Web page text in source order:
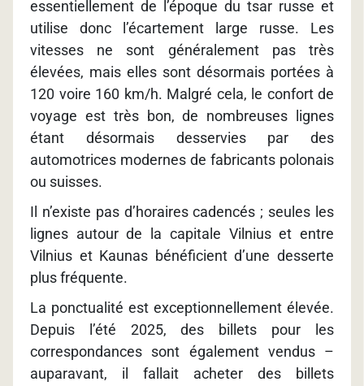
essentiellement de l’époque du tsar russe et
utilise donc l’écartement large russe. Les
vitesses ne sont généralement pas très
élevées, mais elles sont désormais portées à
120 voire 160 km/h. Malgré cela, le confort de
voyage est très bon, de nombreuses lignes
étant désormais desservies par des
automotrices modernes de fabricants polonais
ou suisses.
Il n’existe pas d’horaires cadencés ; seules les
lignes autour de la capitale Vilnius et entre
Vilnius et Kaunas bénéficient d’une desserte
plus fréquente.
La ponctualité est exceptionnellement élevée.
Depuis l’été 2025, des billets pour les
correspondances sont également vendus –
auparavant, il fallait acheter des billets